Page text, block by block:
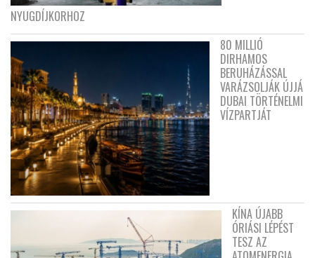
NYUGDÍJKORHOZ
80 MILLIÓ
DIRHAMOS
BERUHÁZÁSSAL
VARÁZSOLJÁK ÚJJÁ
DUBAI TÖRTÉNELMI
VÍZPARTJÁT
KÍNA ÚJABB
ÓRIÁSI LÉPÉST
TESZ AZ